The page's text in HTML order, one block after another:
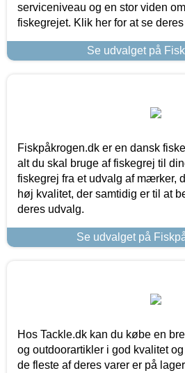
serviceniveau og en stor viden
fiskegrejet. Klik her for at se
Se udvalget på
Fiskpåkrogen.dk er en dansk
alt du skal bruge af fiskegrej til
fiskegrej fra et udvalg af mærker,
høj kvalitet, der samtidig er til at
deres udvalg.
Se udvalget på
Hos Tackle.dk kan du købe en
og outdoorartikler i god kvalitet
de fleste af deres varer er på